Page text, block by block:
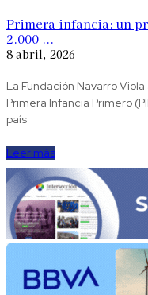
Primera infancia: un
2.000 ...
8 abril, 2026
La Fundación Navarro
Primera Infancia Primero
país
Leer más